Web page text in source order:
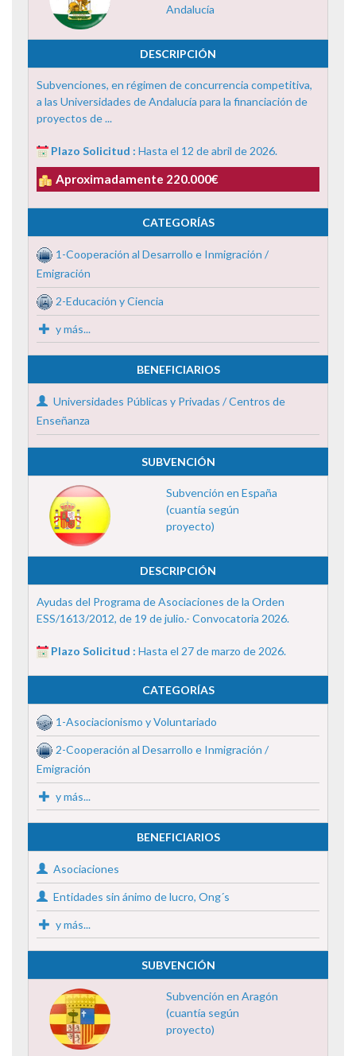
Andalucía
DESCRIPCIÓN
Subvenciones, en régimen de concurrencia competitiva,
a las Universidades de Andalucía para la financiación de
proyectos de ...
Plazo Solicitud : Hasta el 12 de abril de 2026.
Aproximadamente 220.000€
CATEGORÍAS
1-Cooperación al Desarrollo e Inmigración /
Emigración
2-Educación y Ciencia
y más...
BENEFICIARIOS
Universidades Públicas y Privadas / Centros de
Enseñanza
SUBVENCIÓN
Subvención en España
(cuantía según
proyecto)
DESCRIPCIÓN
Ayudas del Programa de Asociaciones de la Orden
ESS/1613/2012, de 19 de julio.- Convocatoria 2026.
Plazo Solicitud : Hasta el 27 de marzo de 2026.
CATEGORÍAS
1-Asociacionismo y Voluntariado
2-Cooperación al Desarrollo e Inmigración /
Emigración
y más...
BENEFICIARIOS
Asociaciones
Entidades sin ánimo de lucro, Ong´s
y más...
SUBVENCIÓN
Subvención en Aragón
(cuantía según
proyecto)